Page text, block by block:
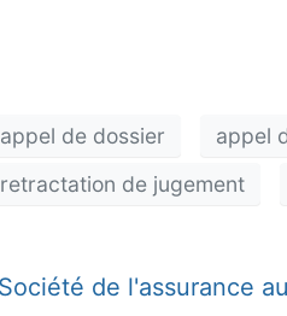
appel de dossier appel
retractation de jugement